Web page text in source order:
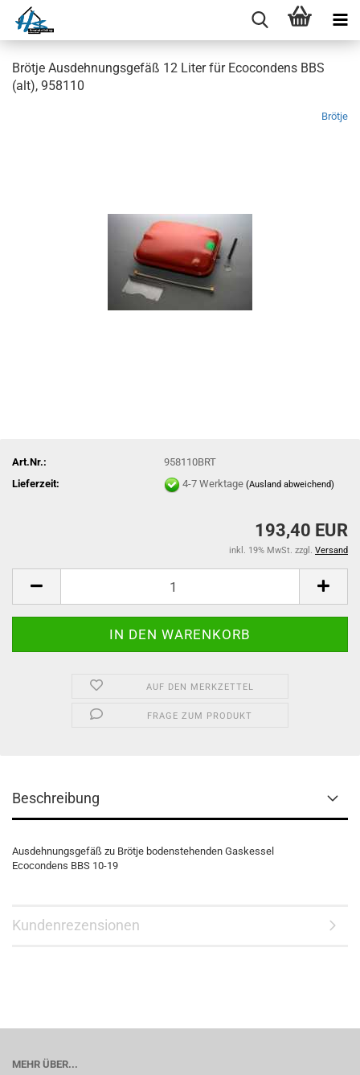
Brötje Ausdehnungsgefäß 12 Liter für Ecocondens BBS
(alt), 958110
Brötje
Art.Nr.:
958110BRT
Lieferzeit:
4-7 Werktage(Ausland abweichend)
193,40 EUR
inkl. 19% MwSt. zzgl. Versand
AUF DEN MERKZETTEL
FRAGE ZUM PRODUKT
Beschreibung
Ausdehnungsgefäß zu Brötje bodenstehenden Gaskessel
Ecocondens BBS 10-19
Kundenrezensionen
MEHR ÜBER...